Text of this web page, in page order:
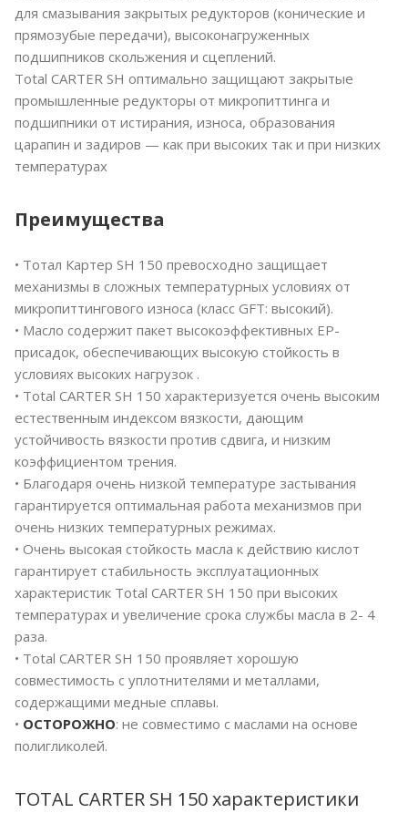
для смазывания закрытых редукторов (конические и
прямозубые передачи), высоконагруженных
подшипников скольжения и сцеплений.
Total CARTER SH оптимально защищают закрытые
промышленные редукторы от микропиттинга и
подшипники от истирания, износа, образования
царапин и задиров — как при высоких так и при низких
температурах
Преимущества
• Тотал Картер SH 150 превосходно защищает
механизмы в сложных температурных условиях от
микропиттингового износа (класс GFT: высокий).
• Масло содержит пакет высокоэффективных ЕР-
присадок, обеспечивающих высокую стойкость в
условиях высоких нагрузок .
• Total CARTER SH 150 характеризуется очень высоким
естественным индексом вязкости, дающим
устойчивость вязкости против сдвига, и низким
коэффициентом трения.
• Благодаря очень низкой температуре застывания
гарантируется оптимальная работа механизмов при
очень низких температурных режимах.
• Очень высокая стойкость масла к действию кислот
гарантирует стабильность эксплуатационных
характеристик Total CARTER SH 150 при высоких
температурах и увеличение срока службы масла в 2- 4
раза.
• Total CARTER SH 150 проявляет хорошую
совместимость с уплотнителями и металлами,
содержащими медные сплавы.
• ОСТОРОЖНО: не совместимо с маслами на основе
полигликолей.
TOTAL CARTER SH 150 характеристики